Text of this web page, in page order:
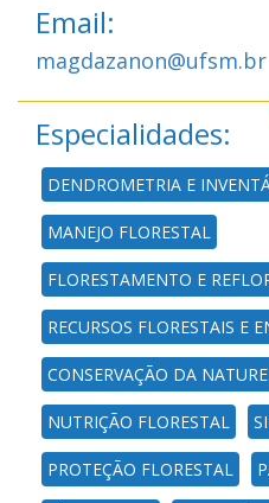
Email:
magdazanon@ufsm.br
Especialidades:
DENDROMETRIA E
MANEJO FLORESTAL
FLORESTAMENTO E
RECURSOS FLORESTAIS E
CONSERVAÇÃO DA
NUTRIÇÃO FLORESTAL
PROTEÇÃO FLORESTAL